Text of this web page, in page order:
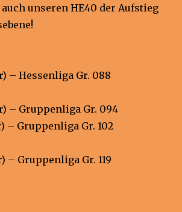
unseren HE40 der Aufstieg
– Hessenliga Gr. 088
– Gruppenliga Gr. 094
– Gruppenliga Gr. 102
– Gruppenliga Gr. 119